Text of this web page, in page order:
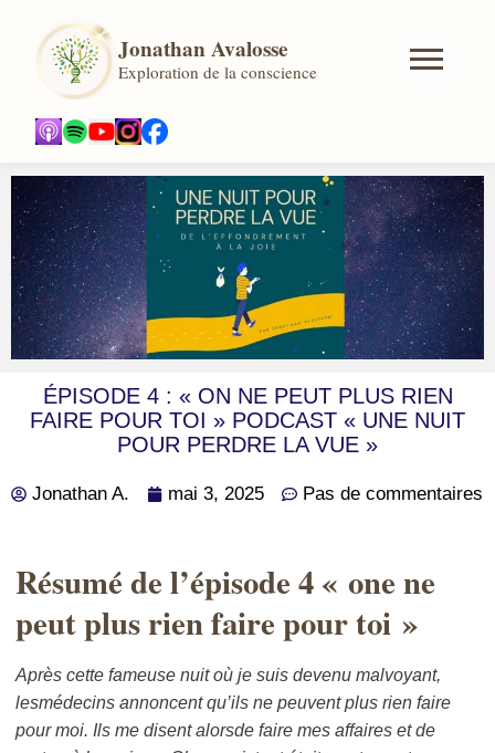
Jonathan Avalosse
Exploration de la conscience
ÉPISODE 4 : « ON NE PEUT PLUS RIEN
FAIRE POUR TOI » PODCAST « UNE NUIT
POUR PERDRE LA VUE »
Jonathan A. mai 3, 2025 Pas de commentaires
Résumé de l’épisode 4 « one ne
peut plus rien faire pour toi »
Après cette fameuse nuit où je suis devenu malvoyant,
lesmédecins annoncent qu’ils ne peuvent plus rien faire
pour moi. Ils me disent alorsde faire mes affaires et de